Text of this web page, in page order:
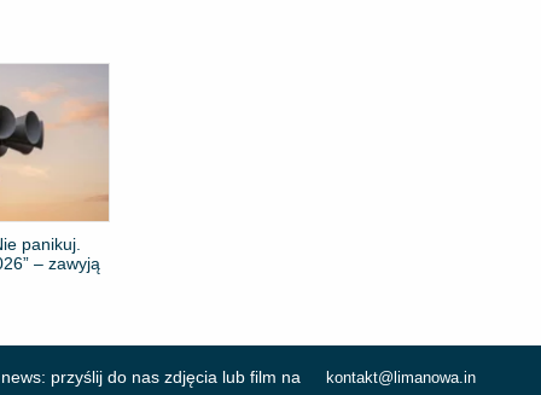
panikuj.
– zawyją
przyślij do nas zdjęcia lub film na kontakt@limanowa.in